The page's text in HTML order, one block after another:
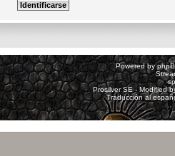
Powered by
Prosilver SE - Modified
Traducción al